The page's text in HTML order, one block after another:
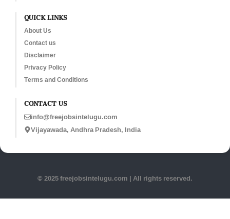
QUICK LINKS
About Us
Contact us
Disclaimer
Privacy Policy
Terms and Conditions
CONTACT US
info@freejobsintelugu.com
Vijayawada, Andhra Pradesh, India
© 2025 freejobsintelugu.com | All rights reserved.